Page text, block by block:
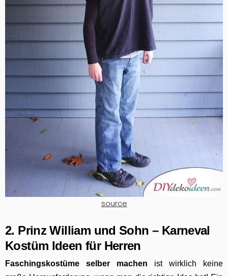
source
2. Prinz William und Sohn – Karneval
Kostüm Ideen für Herren
Faschingskostüme selber machen ist wirklich keine